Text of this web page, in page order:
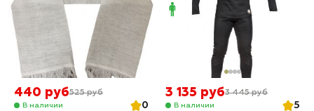
440 руб525 руб
В наличии
0
3 135 руб3 445 руб
В наличии
5